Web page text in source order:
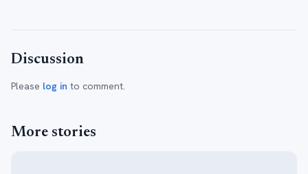
Discussion
Please log in to comment.
More stories